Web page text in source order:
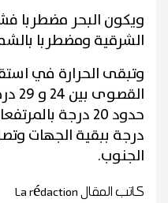
ويكون البحر مضطربا
الشرقية ومضطربا
وتبقى الحرارة في
الجنوب.
كاتب المقالLa rédaction